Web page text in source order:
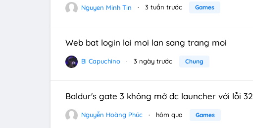
Nguyen Minh Tin 3 tuần trước Games
Web bat login lai moi lan sang trang moi
Bi Capuchino 3 ngày trước Chung
Baldur's gate 3 không mở đc launcher với lỗi 32
Nguyễn Hoàng Phúc hôm qua Games